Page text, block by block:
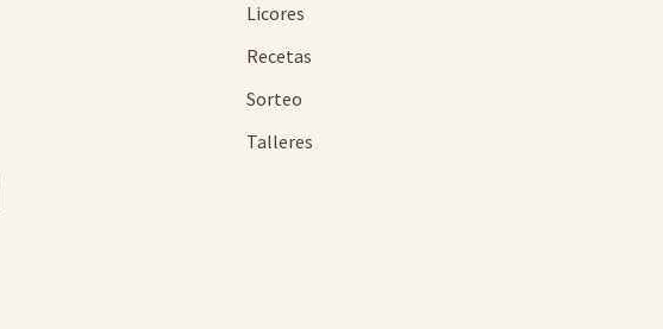
Licores
Recetas
Sorteo
Talleres